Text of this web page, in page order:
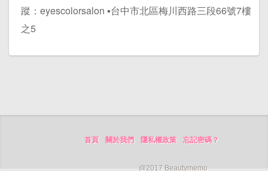
蹤：eyescolorsalon ▪️台中市北區梅川西路三段66號7樓
之5
首頁 關於我們 隱私權政策 忘記密碼？
@2017 Beautymemo